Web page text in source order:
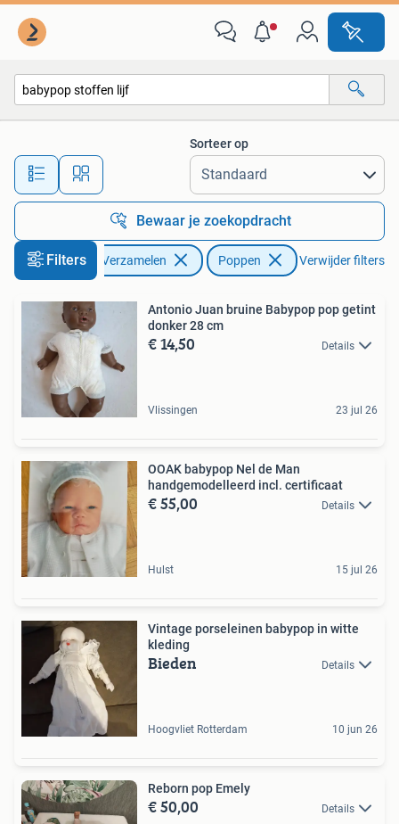
Alle afstanden…
Sorteer op
Bewaar je zoekopdracht
Filters Verzamelen Poppen Verwijder filters
Antonio Juan bruine Babypop pop getint
donker 28 cm
€ 14,50 Details
Vlissingen 23 jul 26
OOAK babypop Nel de Man
handgemodelleerd incl. certificaat
€ 55,00 Details
Hulst 15 jul 26
Vintage porseleinen babypop in witte
kleding
Bieden Details
Hoogvliet Rotterdam 10 jun 26
Reborn pop Emely
€ 50,00 Details